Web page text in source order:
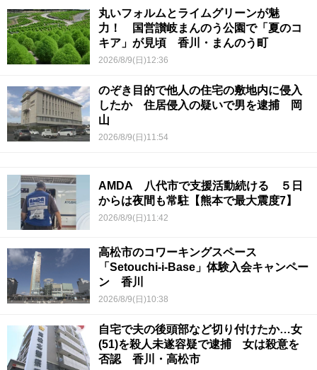
丸いフォルムとライムグリーンが魅
力！ 国営讃岐まんのう公園で「夏のコ
キア」が見頃 香川・まんのう町
2026/8/9(日)12:36
のぞき目的で他人の住宅の敷地内に侵入
したか 住居侵入の疑いで男を逮捕 岡
山
2026/8/9(日)11:54
AMDA 八代市で支援活動続ける ５日
からは夜間も常駐【熊本で最大震度7】
2026/8/9(日)11:42
高松市のコワーキングスペース
「Setouchi-i-Base」体験入会キャンペー
ン 香川
2026/8/9(日)10:38
自宅で夫の後頭部など切り付けたか…女
(51)を殺人未遂容疑で逮捕 女は殺意を
否認 香川・高松市